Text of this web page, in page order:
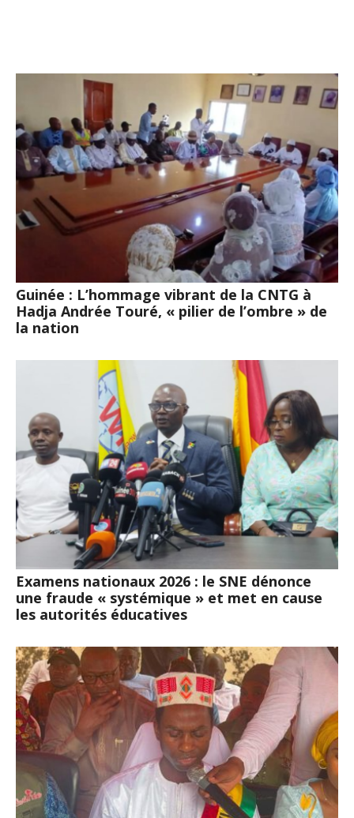
Guinée : L’hommage vibrant de la CNTG à
Hadja Andrée Touré, « pilier de l’ombre » de
la nation
Examens nationaux 2026 : le SNE dénonce
une fraude « systémique » et met en cause
les autorités éducatives